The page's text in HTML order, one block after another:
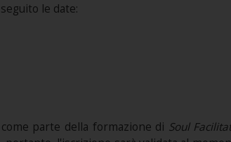
le date:
parte della formazione di Soul